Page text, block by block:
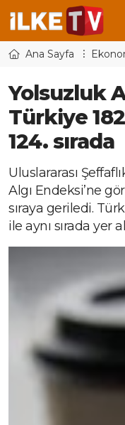
Ana Sayfa
Yolsuzluk
Türkiye
124. sırada
Uluslararası
Algı Endeksi’ne
sıraya geriledi.
ile aynı sırada yer